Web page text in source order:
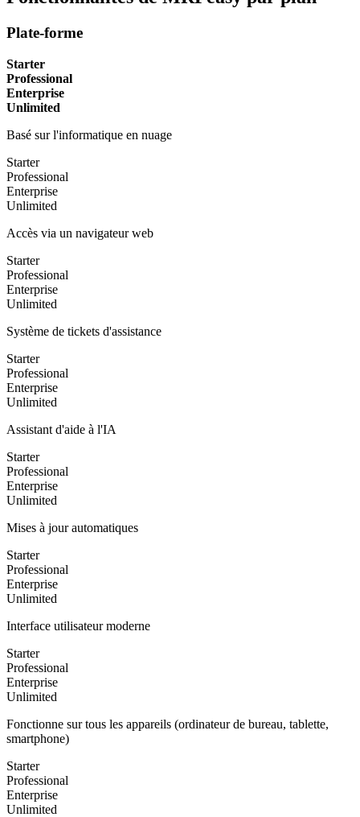
Plate-forme
Starter
Professional
Enterprise
Unlimited
Basé sur l'informatique en nuage
Starter
Professional
Enterprise
Unlimited
Accès via un navigateur web
Starter
Professional
Enterprise
Unlimited
Système de tickets d'assistance
Starter
Professional
Enterprise
Unlimited
Assistant d'aide à l'IA
Starter
Professional
Enterprise
Unlimited
Mises à jour automatiques
Starter
Professional
Enterprise
Unlimited
Interface utilisateur moderne
Starter
Professional
Enterprise
Unlimited
Fonctionne sur tous les appareils (ordinateur de bureau, tablette,
smartphone)
Starter
Professional
Enterprise
Unlimited